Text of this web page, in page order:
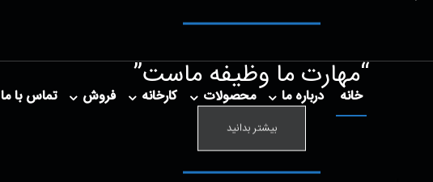
خانه درباره ما محصولات کارخانه فروش تماس با ما
“مهارت ما وظیفه ماست”
بیشتر بدانید